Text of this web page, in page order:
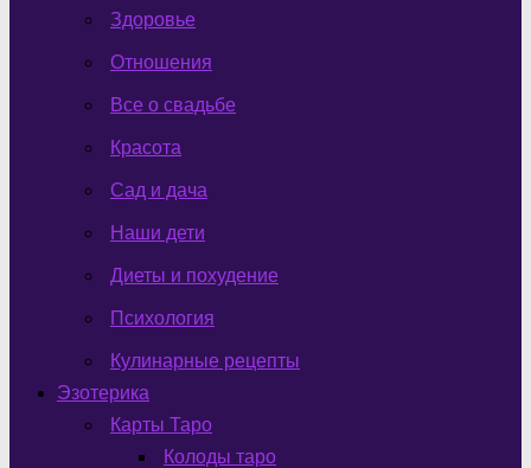
Здоровье
Отношения
Все о свадьбе
Красота
Сад и дача
Наши дети
Диеты и похудение
Психология
Кулинарные рецепты
Эзотерика
Карты Таро
Колоды таро